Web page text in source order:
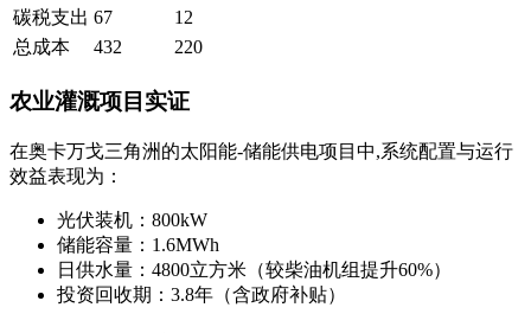
碳税支出 67
12
总成本
432 220
农业灌溉项目实证
在奥卡万戈三角洲的太阳能-储能供电项目中,系统配置与运行
效益表现为：
光伏装机：800kW
储能容量：1.6MWh
日供水量：4800立方米（较柴油机组提升60%）
投资回收期：3.8年（含政府补贴）